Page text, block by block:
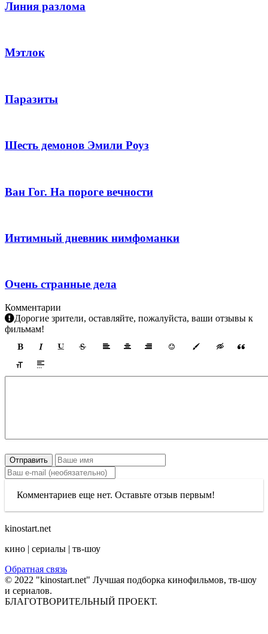
Линия разлома
Мэтлок
Паразиты
Шесть демонов Эмили Роуз
Ван Гог. На пороге вечности
Интимный дневник нимфоманки
Очень странные дела
Комментарии
Дорогие зрители, оставляйте, пожалуйста, ваши отзывы к
фильмам!
Отправить
Комментариев еще нет. Оставьте отзыв первым!
kinostart.net
кино | сериалы | тв-шоу
Обратная связь
© 2022 "kinostart.net" Лучшая подборка кинофильмов, тв-шоу
и сериалов.
БЛАГОТВОРИТЕЛЬНЫЙ ПРОЕКТ.